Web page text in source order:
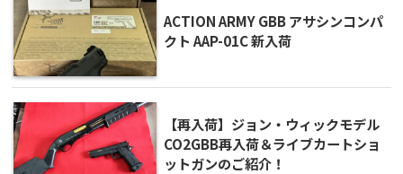
ACTION ARMY GBB アサシンコンパ
クト AAP-01C 新入荷
【再入荷】ジョン・ウィックモデル
CO2GBB再入荷＆ライブカートショ
ットガンのご紹介！